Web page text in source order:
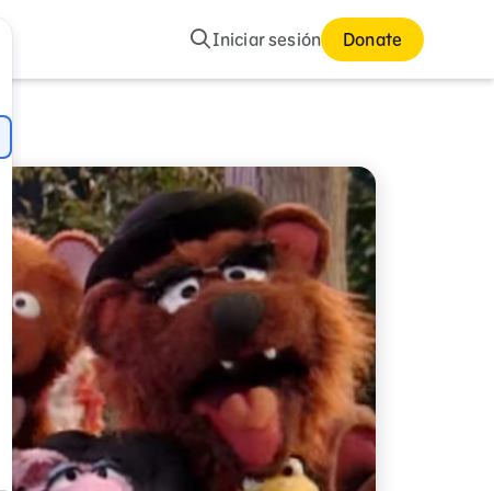
Buscar
Iniciar sesión Donate